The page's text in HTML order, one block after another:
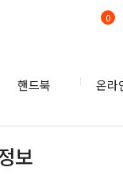
핸드북 온라
0
보